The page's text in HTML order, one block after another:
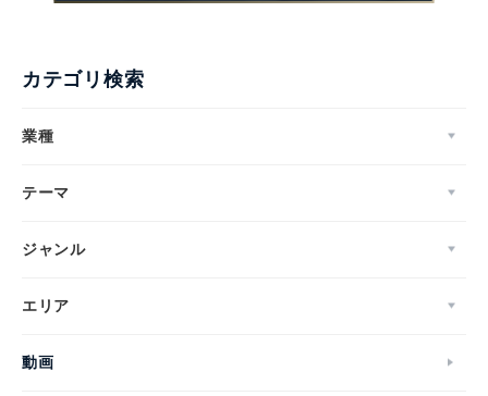
カテゴリ検索
業種
テーマ
ジャンル
エリア
動画